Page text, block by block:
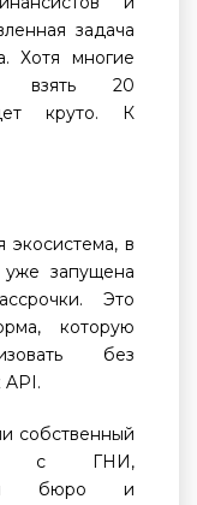
задача
Хотя многие
взять 20
круто. К
экосистема, в
запущена
Это
которую
без
API.
собственный
с ГНИ,
бюро и